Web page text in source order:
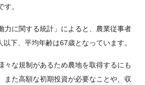
す。
力に関する統計」によると、農業従事者
下、平均年齢は67歳となっています。
々な規制があるため農地を取得するにも
また高額な初期投資が必要なことや、収